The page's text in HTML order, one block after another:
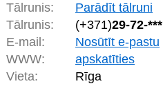
Tālrunis:
Parādīt tālruni
Tālrunis:
(+371)29-72-***
E-mail:
Nosūtīt e-pastu
WWW:
apskatīties
Vieta:
Rīga